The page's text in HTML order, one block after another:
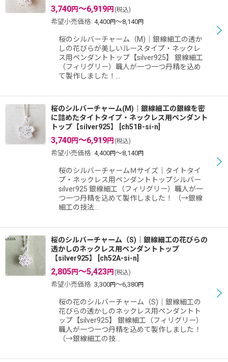
3,740円～6,919円 (税込)
希望小売価格: 4,400円～8,140円
桜のシルバーチャーム（M)｜銀線細工の透か
しの花びらが美しいルースタイプ・ネックレ
ス用ペンダントトップ【silver925】 銀線細工
（フィリグリー）職人が一つ一つ丹精を込め
て製作しました！…
桜のシルバーチャーム(M)｜銀線細工の銀線を密
に詰めたタイトタイプ・ネックレス用ペンダント
トップ【silver925】
ch51B-si-n
3,740円～6,919円 (税込)
希望小売価格: 4,400円～8,140円
桜のシルバーチャームＭサイズ｜タイトタイ
プ・ネックレス用ペンダントトップシルバー
silver925 銀線細工（フィリグリー）職人が一
つ一つ丹精を込めて製作しました！ （→銀線
細工の技法…
桜のシルバーチャーム（S)｜銀線細工の花びらの
透かしのネックレス用ペンダントトップ
【silver925】
ch52A-si-n
2,805円～5,423円 (税込)
希望小売価格: 3,300円～6,380円
桜の花のシルバーチャーム（S)｜銀線細工の
花びらの透かしのネックレス用ペンダントト
ップ【silver925】 銀線細工（フィリグリー）
職人が一つ一つ丹精を込めて製作しました！
（→銀線細工の技…